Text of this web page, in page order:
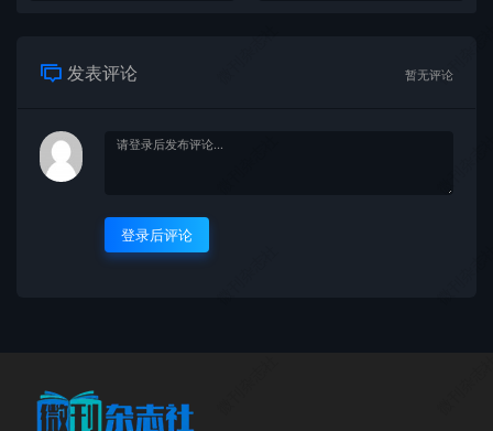
发表评论 暂无评论
登录后评论
微刊杂
微刊杂志社